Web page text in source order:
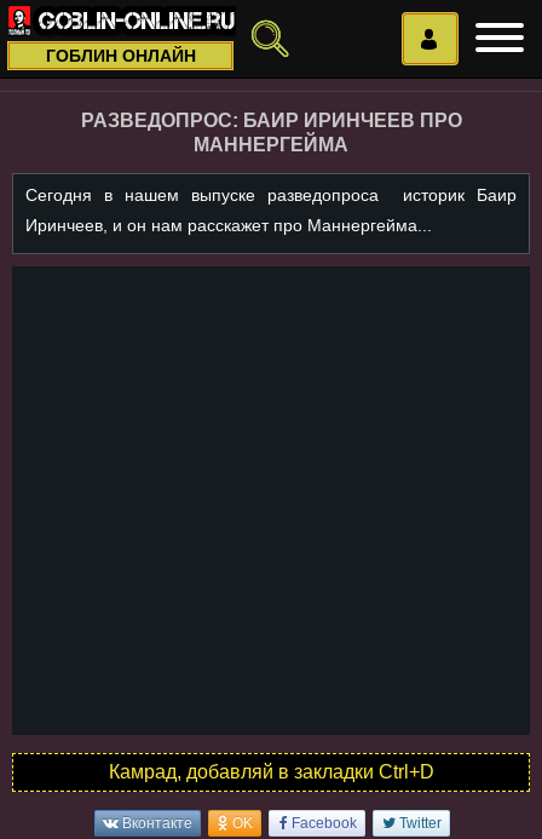
ГОБЛИН ОНЛАЙН
РАЗВЕДОПРОС: БАИР ИРИНЧЕЕВ ПРО
МАННЕРГЕЙМА
Сегодня в нашем выпуске разведопроса историк Баир
Иринчеев, и он нам расскажет про Маннергейма...
Камрад, добавляй в закладки Ctrl+D
Вконтакте OK Facebook Twitter